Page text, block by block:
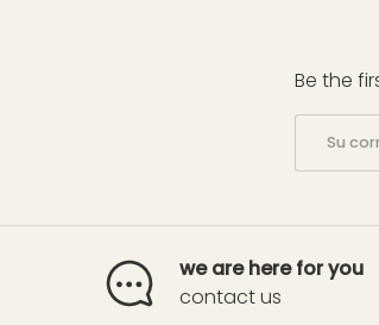
Be the
we are here for you
contact us